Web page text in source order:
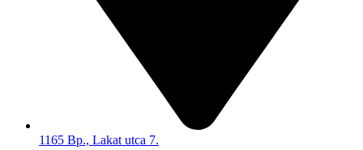
1165 Bp., Lakat utca 7.